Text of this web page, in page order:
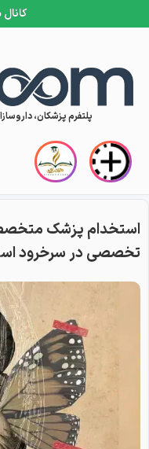
Skip to content
پلتفرم پزشکان،
استخدام پزشک
تخصصی در سرخرود